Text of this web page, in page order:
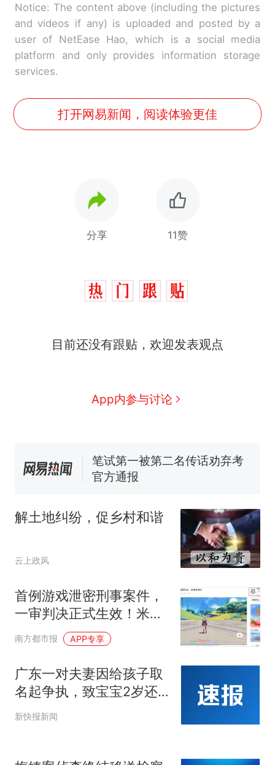
Notice: The content above (including the pictures
and videos if any) is uploaded and posted by a
user of NetEase Hao, which is a social media
platform and only provides information storage
services.
打开网易新闻，阅读体验更佳
分享 11赞
目前还没有跟贴，欢迎发表观点
App内参与讨论
似南京大学数院院长辞职信流
传，院方回应：喻良教授已卸
新
费大厨“全国小炒肉大王”称
窝，原地守1天等它长大：挖了
（新京报）
美国渔民钓获鲨鱼徒手将其拽
热 “不想干了特提出辞职”，疑
似南京大学数院院长辞职信流
任院长一职，不清楚辞职信来
源；曾用手绘图做头像
解土地纠纷，促乡村和谐
云上政风
首例游戏泄密刑事案件，
一审判决正式生效！米哈
游最新回应
南方都市报 APP专享
广东一对夫妻因给孩子取
名起争执，致宝宝2岁还
无法落户，经法官劝解后
新快报新闻